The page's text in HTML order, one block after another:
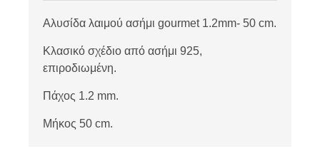
Αλυσίδα λαιμού ασήμι gourmet 1.2mm- 50 cm.
Κλασικό σχέδιο από ασήμι 925,
επιροδιωμένη.
Πάχος 1.2 mm.
Μήκος 50 cm.